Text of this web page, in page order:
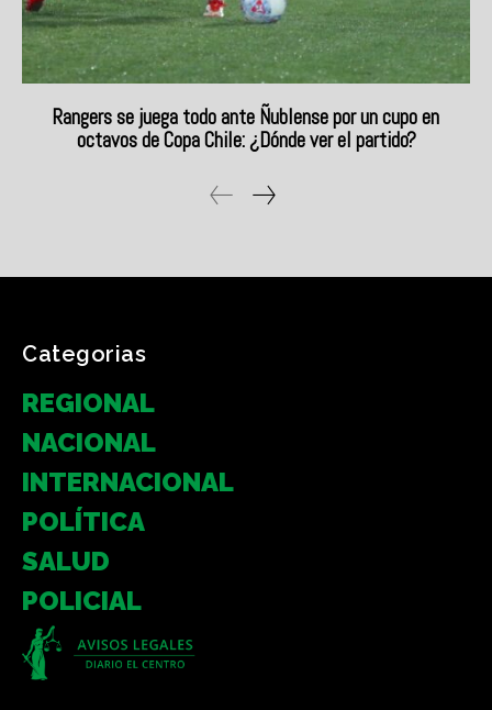
Categorias
REGIONAL
NACIONAL
INTERNACIONAL
POLÍTICA
SALUD
POLICIAL